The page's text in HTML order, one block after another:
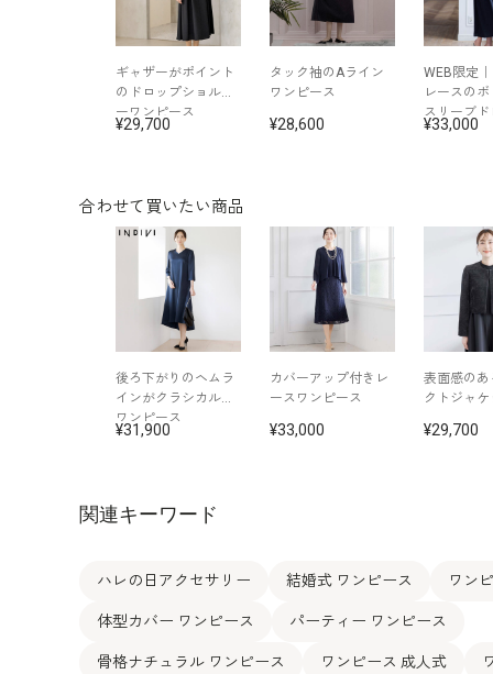
ギャザーがポイント
のドロップショルダ
ーワンピース
29,700
タック袖のAライン
ワンピース
28,600
WEB限定
レースのボ
スリーブド
33,000
合わせて買いたい商品
後ろ下がりのヘムラ
インがクラシカルな
ワンピース
31,900
カバーアップ付きレ
ースワンピース
33,000
表面感のあ
クトジャケ
29,700
関連キーワード
ハレの日アクセサリー 結婚式 ワンピース ワン
体型カバー ワンピース パーティー ワンピース
骨格ナチュラル ワンピース ワンピース 成人式